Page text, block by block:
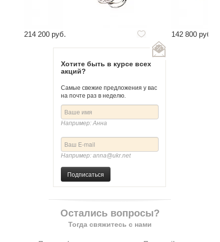
214 200 руб. 142 800 руб.
Хотите быть в курсе всех
акций?
Самые свежие предложения у вас
на почте раз в неделю.
Например: Анна
Например: anna@ukr.net
Подписаться
Остались вопросы?
Тогда свяжитесь с нами